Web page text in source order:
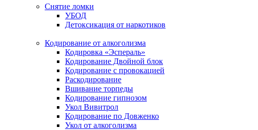
Снятие ломки
УБОД
Детоксикация от наркотиков
Кодирование от алкоголизма
Кодировка «Эспераль»
Кодирование Двойной блок
Кодирование с провокацией
Раскодирование
Вшивание торпеды
Кодирование гипнозом
Укол Вивитрол
Кодирование по Довженко
Укол от алкоголизма